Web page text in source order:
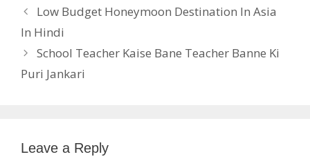
Low Budget Honeymoon Destination In Asia
In Hindi
School Teacher Kaise Bane Teacher Banne Ki
Puri Jankari
Leave a Reply